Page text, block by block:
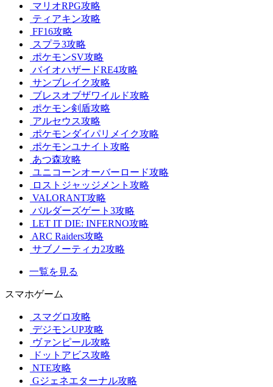
マリオRPG攻略
ティアキン攻略
FF16攻略
スプラ3攻略
ポケモンSV攻略
バイオハザードRE4攻略
サンブレイク攻略
ブレスオブザワイルド攻略
ポケモン剣盾攻略
アルセウス攻略
ポケモンダイパリメイク攻略
ポケモンユナイト攻略
あつ森攻略
ユニコーンオーバーロード攻略
ロストジャッジメント攻略
VALORANT攻略
バルダーズゲート3攻略
LET IT DIE: INFERNO攻略
ARC Raiders攻略
サブノーティカ2攻略
一覧を見る
スマホゲーム
スマグロ攻略
デジモンUP攻略
ヴァンピール攻略
ドットアビス攻略
NTE攻略
Gジェネエターナル攻略